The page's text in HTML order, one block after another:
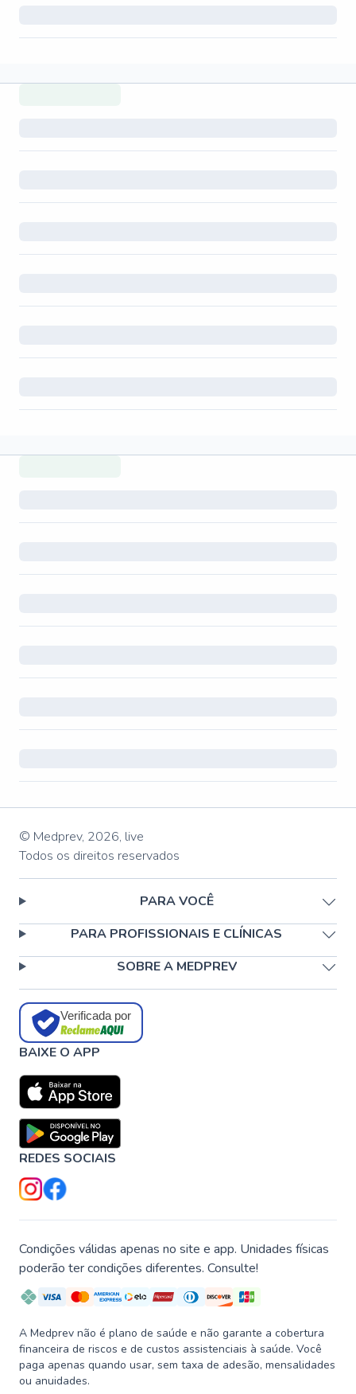
© Medprev, 2026, live
Todos os direitos reservados
PARA VOCÊ
PARA PROFISSIONAIS E CLÍNICAS
SOBRE A MEDPREV
Verificada por
BAIXE O APP
REDES SOCIAIS
Condições válidas apenas no site e app. Unidades físicas
poderão ter condições diferentes. Consulte!
A Medprev não é plano de saúde e não garante a cobertura
financeira de riscos e de custos assistenciais à saúde. Você
paga apenas quando usar, sem taxa de adesão, mensalidades
ou anuidades.